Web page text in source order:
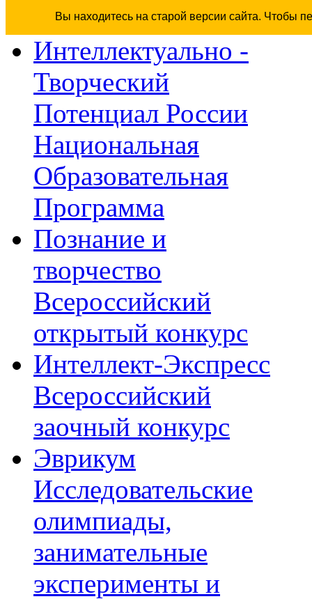
Вы находитесь на старой версии сайта. Чтобы
Интеллектуально -
Творческий
Потенциал России
Национальная
Образовательная
Программа
Познание и
творчество
Всероссийский
открытый конкурс
Интеллект-Экспресс
Всероссийский
заочный конкурс
Эврикум
Исследовательские
олимпиады,
занимательные
эксперименты и